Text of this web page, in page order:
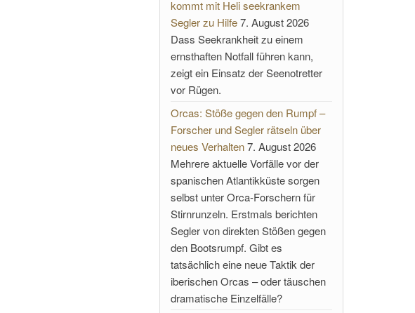
kommt mit Heli seekrankem
Segler zu Hilfe 7. August 2026
Dass Seekrankheit zu einem
ernsthaften Notfall führen kann,
zeigt ein Einsatz der Seenotretter
vor Rügen.
Orcas: Stöße gegen den Rumpf –
Forscher und Segler rätseln über
neues Verhalten 7. August 2026
Mehrere aktuelle Vorfälle vor der
spanischen Atlantikküste sorgen
selbst unter Orca-Forschern für
Stirnrunzeln. Erstmals berichten
Segler von direkten Stößen gegen
den Bootsrumpf. Gibt es
tatsächlich eine neue Taktik der
iberischen Orcas – oder täuschen
dramatische Einzelfälle?